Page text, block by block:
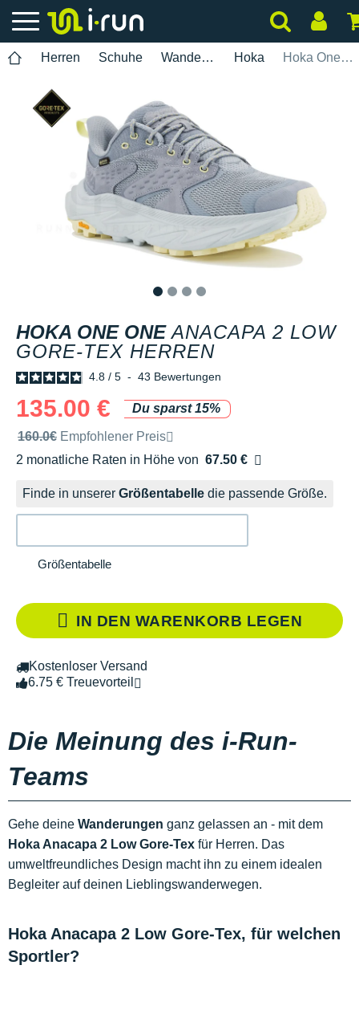
Herren Schuhe Wanderung Hoka Hoka One One Anacapa 2 Low Gore-Tex Herren
HOKA ONE ONE ANACAPA 2 LOW
GORE-TEX HERREN
4.8 / 5 - 43 Bewertungen
135.00 €
Du sparst 15%
Unverbindliche Preisempfehlung der Marke
160.0€ Empfohlener Preis
2 monatliche Raten in Höhe von 67.50 €
Ohne Zusatzkosten
Finde in unserer Größentabelle die passende Größe.
Größentabelle
IN DEN WARENKORB LEGEN
Kostenloser Versand
6.75 € Treuevorteil
Die Meinung des i-Run-
Teams
Gehe deine Wanderungen ganz gelassen an - mit dem
Hoka Anacapa 2 Low Gore-Tex für Herren. Das
umweltfreundliches Design macht ihn zu einem idealen
Begleiter auf deinen Lieblingswanderwegen.
Hoka Anacapa 2 Low Gore-Tex, für welchen
Sportler?